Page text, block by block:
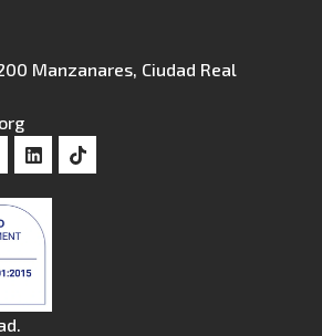
Manzanares, Ciudad Real